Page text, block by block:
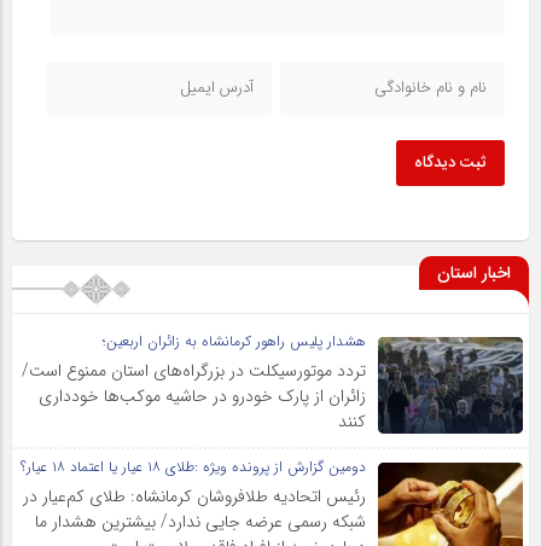
ثبت دیدگاه
اخبار استان
هشدار پلیس راهور کرمانشاه به زائران اربعین؛
تردد موتورسیکلت در بزرگراه‌های استان ممنوع است/
زائران از پارک خودرو در حاشیه موکب‌ها خودداری
کنند
دومین گزارش از پرونده ویژه :طلای ۱۸ عیار یا اعتماد ۱۸ عیار؟
رئیس اتحادیه طلافروشان کرمانشاه: طلای کم‌عیار در
شبکه رسمی عرضه جایی ندارد/ بیشترین هشدار ما